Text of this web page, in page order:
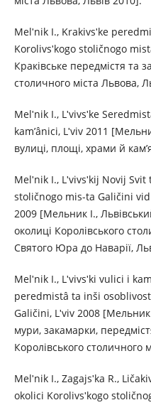
Melʹnik І., Krakіvsʹke
Korolіvsʹkogo stoličnogo
Краківське передмістя та
столичного міста Львова,
Melʹnik І., Lʹvіvsʹke
kam’ânicі, Lʹvіv 2011
вулиці, площі, храми й
Melʹnik І., Lʹvіvsʹkij Novij
stoličnogo mіs-ta Galičini vіd
2009 [Мельник І.,
околиці Королівського
Святого Юра до Наварії,
Melʹnik І., Lʹvіvsʹkі vulicі і
peredmіstâ ta іnšі
Galičini, Lʹvіv 2008 [Мельник
мури, закамарки,
Королівського столичного
Melʹnik І., Zagajsʹka R.,
okolicі Korolіvsʹkogo